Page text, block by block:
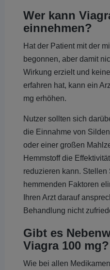
Wer kann
einnehmen?
Hat der Patient mit der
begonnen, aber damit
Wirkung erzielt und
erfahren hat, kann ein
mg erhöhen.
Nutzer sollten sich
die Einnahme von
oder einer großen
Hemmstoff die
reduzieren kann. Stellen
hemmenden Faktoren
Ihren Arzt darauf
Behandlung nicht
Gibt es
Viagra 100 mg?
Wie bei allen